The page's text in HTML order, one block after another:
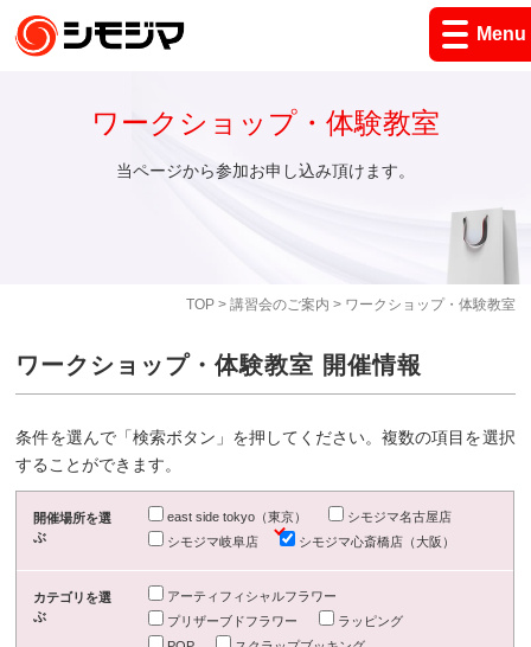
Menu
TOP> 講習会のご案内 > ワークショップ・体験教室
ワークショップ・体験教室
当ページから参加お申し込み頂けます。
ワークショップ・体験教室 開催情報
条件を選んで「検索ボタン」を押してください。複数の項目を選択
することができます。
開催場所を選
ぶ
east side tokyo（東京）
シモジマ名古屋店
シモジマ岐阜店
シモジマ心斎橋店（大阪）
カテゴリを選
ぶ
アーティフィシャルフラワー
プリザーブドフラワー
ラッピング